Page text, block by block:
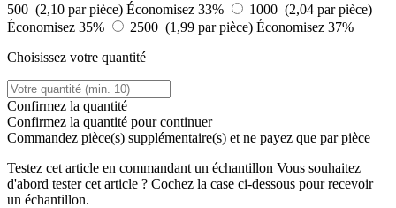
500 (2,10 par pièce) Économisez 33%
1000 (2,04 par pièce)
Économisez 35%
2500 (1,99 par pièce) Économisez 37%
Choisissez votre quantité
Confirmez la quantité
Confirmez la quantité pour continuer
Commandez pièce(s) supplémentaire(s) et ne payez que par pièce
Testez cet article en commandant un échantillon Vous souhaitez
d'abord tester cet article ? Cochez la case ci-dessous pour recevoir
un échantillon.